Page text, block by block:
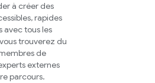
à créer des
rapides
avec tous les
trouverez du
de
externes
parcours.